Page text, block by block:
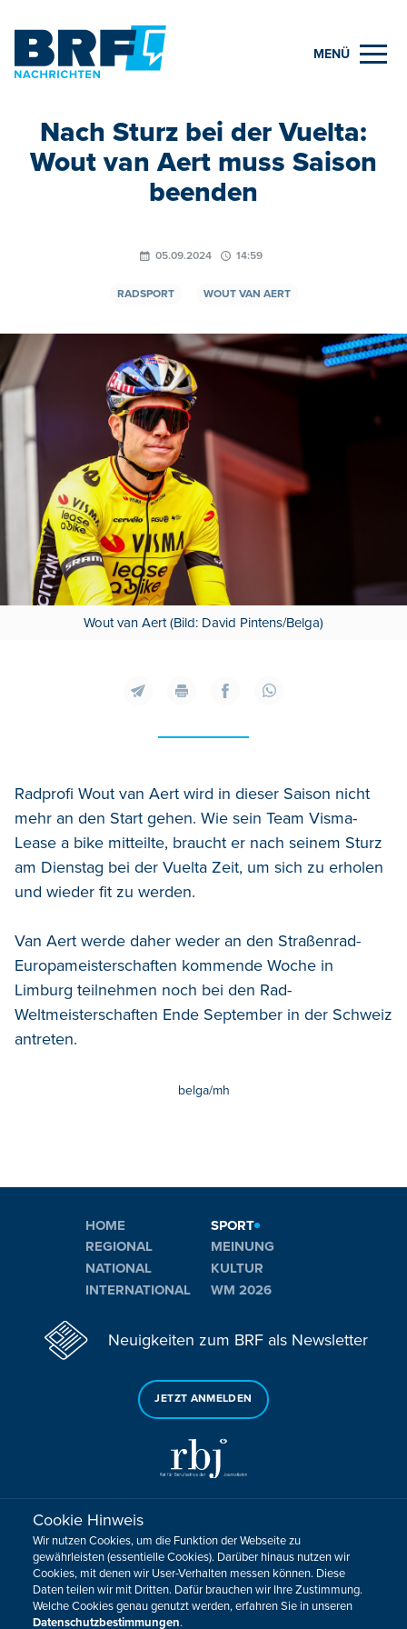
MENÜ
Nach Sturz bei der Vuelta:
Wout van Aert muss Saison
beenden
05.09.2024 14:59
RADSPORT WOUT VAN AERT
Wout van Aert (Bild: David Pintens/Belga)
Radprofi Wout van Aert wird in dieser Saison nicht
mehr an den Start gehen. Wie sein Team Visma-
Lease a bike mitteilte, braucht er nach seinem Sturz
am Dienstag bei der Vuelta Zeit, um sich zu erholen
und wieder fit zu werden.
Van Aert werde daher weder an den Straßenrad-
Europameisterschaften kommende Woche in
Limburg teilnehmen noch bei den Rad-
Weltmeisterschaften Ende September in der Schweiz
antreten.
belga/mh
HOME
REGIONAL
NATIONAL
INTERNATIONAL
SPORT
MEINUNG
KULTUR
WM 2026
Neuigkeiten zum BRF als Newsletter
JETZT ANMELDEN
Sie haben noch Fragen oder Anmerkungen?
Impressum Datenschutz Kontakt
Barrierefreiheit
Cookie-Zustimmung anpassen
Cookie Hinweis
Wir nutzen Cookies, um die Funktion der Webseite zu
gewährleisten (essentielle Cookies). Darüber hinaus nutzen wir
Cookies, mit denen wir User-Verhalten messen können. Diese
Daten teilen wir mit Dritten. Dafür brauchen wir Ihre Zustimmung.
Welche Cookies genau genutzt werden, erfahren Sie in unseren
Datenschutzbestimmungen.